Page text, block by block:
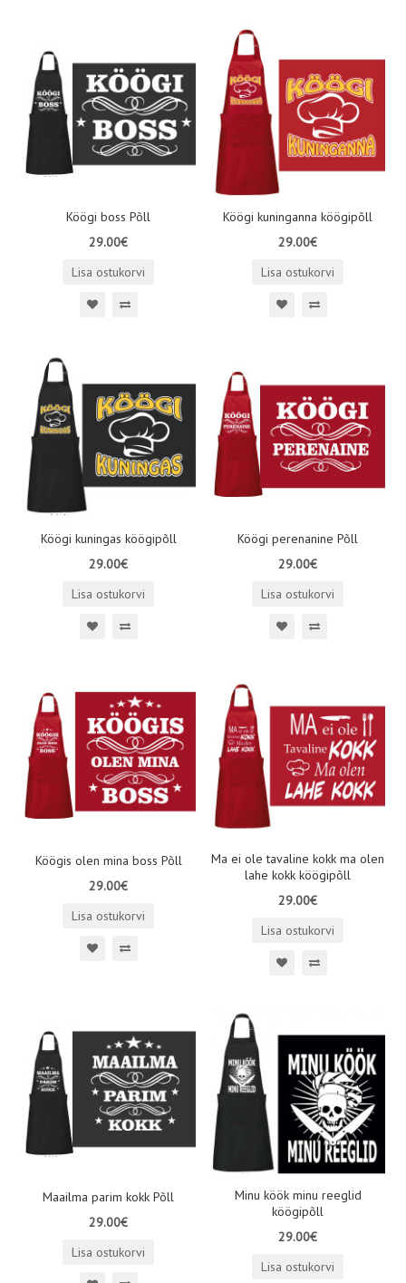
Köögi boss Põll
29.00€
Lisa ostukorvi
Köögi kuninganna köögipõll
29.00€
Lisa ostukorvi
Köögi kuningas köögipõll
29.00€
Lisa ostukorvi
Köögi perenanine Põll
29.00€
Lisa ostukorvi
Köögis olen mina boss Põll
29.00€
Lisa ostukorvi
Ma ei ole tavaline kokk ma olen
lahe kokk köögipõll
29.00€
Lisa ostukorvi
Maailma parim kokk Põll
29.00€
Lisa ostukorvi
Minu köök minu reeglid
köögipõll
29.00€
Lisa ostukorvi